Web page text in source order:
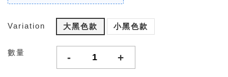
Variation 大黑色款 小黑色款
數量 - +